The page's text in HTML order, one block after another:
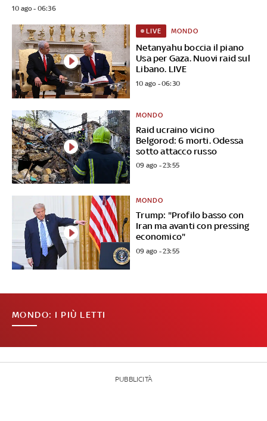
10 ago - 06:36
Netanyahu boccia il piano
Usa per Gaza. Nuovi raid sul
Libano. LIVE
LIVE MONDO
10 ago - 06:30
Raid ucraino vicino
Belgorod: 6 morti. Odessa
sotto attacco russo
MONDO
09 ago - 23:55
Trump: "Profilo basso con
Iran ma avanti con pressing
economico"
MONDO
09 ago - 23:55
MONDO: I PIÙ LETTI
PUBBLICITÀ